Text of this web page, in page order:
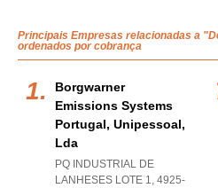
Principais Empresas relacionadas a
ordenados por cobrança
Borgwarner
Emissions Systems
Portugal, Unipessoal,
Lda
PQ INDUSTRIAL DE
LANHESES LOTE 1, 4925-